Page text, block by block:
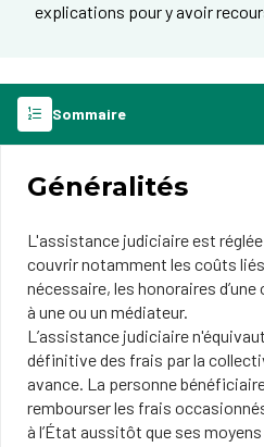
explications pour y avoir
Sommaire
Généralités
L'assistance judiciaire est réglée
couvrir notamment les coûts
nécessaire, les honoraires
à une ou un médiateur.
L’assistance judiciaire
définitive des frais par la
avance. La personne
rembourser les frais
à l’État aussitôt que ses